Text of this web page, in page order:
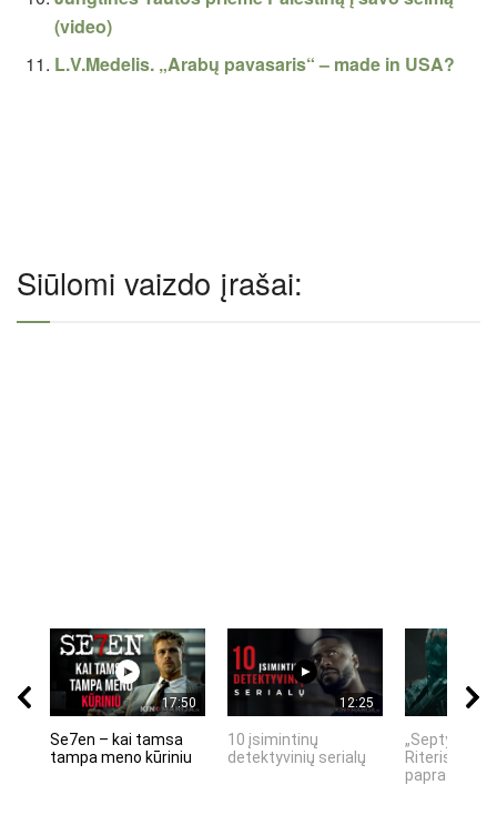
(video)
L.V.Medelis. „Arabų pavasaris“ – made in USA?
Siūlomi vaizdo įrašai:
17:50
Se7en – kai tamsa
tampa meno kūriniu
12:25
10 įsimintinų
detektyvinių serialų
„Septynių
Riteris" – kai